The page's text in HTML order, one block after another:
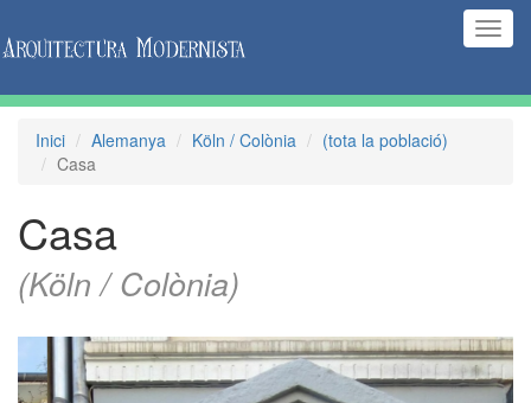
Inici Alemanya Köln / Colònia
(tota la població)
Casa
Casa
(Köln / Colònia)